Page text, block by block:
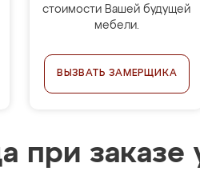
стоимости Вашей будущей
мебели.
ВЫЗВАТЬ ЗАМЕРЩИКА
при заказе